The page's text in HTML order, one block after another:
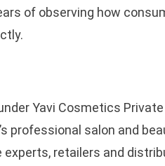
of observing how
Yavi Cosmetics Private
professional salon and
retailers and